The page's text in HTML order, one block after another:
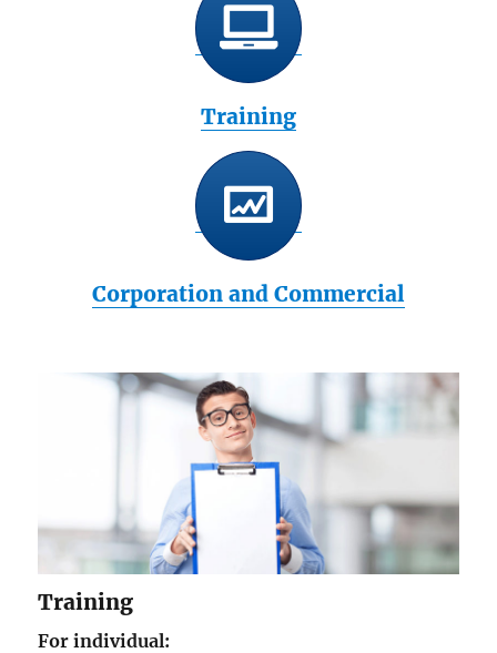
Training
Corporation and Commercial
Training
For individual: